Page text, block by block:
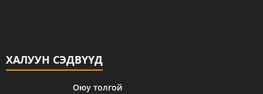
ХАЛУУН СЭДВҮҮД
Оюу толгой